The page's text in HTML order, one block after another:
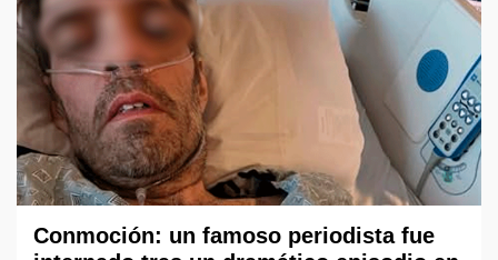
Conmoción: un famoso periodista fue